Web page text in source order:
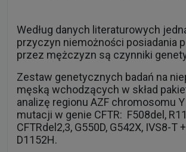
Według danych literaturowych
przyczyn niemożności posiadania
przez mężczyzn są czynniki
Zestaw genetycznych badań na
męską wchodzących w skład
analizę regionu AZF chromosomu
mutacji w genie CFTR: F508del,
CFTRdel2,3, G550D, G542X, IVS8-T
D1152H.